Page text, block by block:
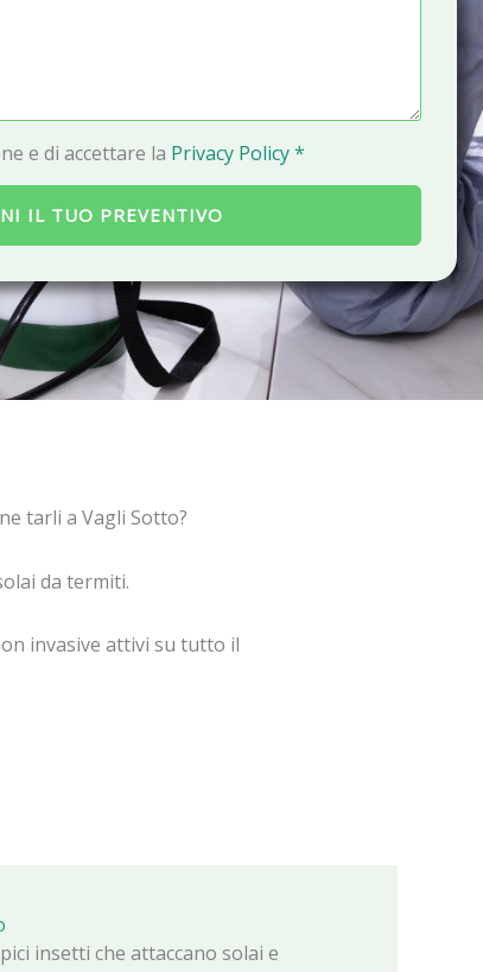
e di accettare la Privacy Policy *
IL TUO PREVENTIVO
tarli a Vagli Sotto?
da termiti.
invasive attivi su tutto il
insetti che attaccano solai e